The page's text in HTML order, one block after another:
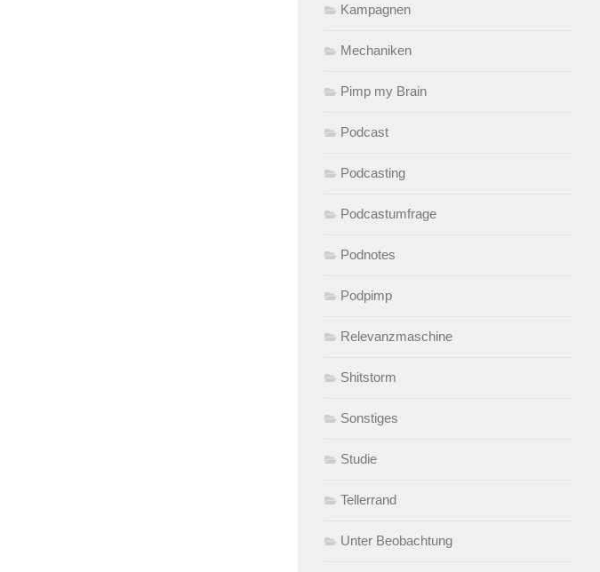
Kampagnen
Mechaniken
Pimp my Brain
Podcast
Podcasting
Podcastumfrage
Podnotes
Podpimp
Relevanzmaschine
Shitstorm
Sonstiges
Studie
Tellerrand
Unter Beobachtung